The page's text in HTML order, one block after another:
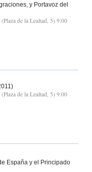
y Portavoz del
de la Lealtad, 5) 9:00
de la Lealtad, 5) 9:00
España y el Principado